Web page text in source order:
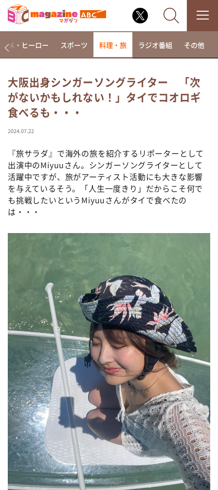
なるみ・岡村の過ぎるTV
相席食堂
これ余談なんですけど・・・
て真剣です
探偵！ナイトスクープ
news おかえり
河合＆A.B.C-Z塚田×福井アナ「なんでやねん！？」
（news おかえり）
本日はダイアンなり！シーズン２
朝だ！生です旅サラダ
教えて！ニュースライブ 正義のミカタ
ＬＩＦＥ～夢のカタチ～
新婚さんいらっしゃい！
ポツンと一軒家
ザキ山小屋本館
ぺこぱのまるスポ
アナ回覧板
メ・ヒーロー スポーツ 料理・旅 ラジオ番組 その他
大阪出身シンガーソングライター 「次
がないかもしれない！」タイでコオロギ
食べるも・・・
2024.07.22
『旅サラダ』で海外の旅を紹介するリポーターとして
出演中のMiyuuさん。シンガーソングライターとして
活躍中ですが、旅がアーティスト活動にも大きな影響
を与えているそう。「人生一度きり」だからこそ何で
も挑戦したいというMiyuuさんがタイで食べたの
は・・・